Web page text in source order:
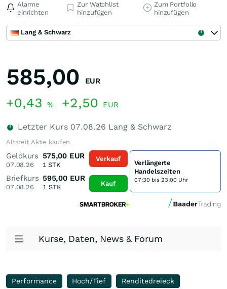
Alarme
einrichten
Zur Watchlist
hinzufügen
Zum Portfolio
hinzufügen
Lang & Schwarz
585,00 EUR
+0,43 % +2,50 EUR
Letzter Kurs 07.08.26 Lang & Schwarz
Altareit Aktie kaufen
Geldkurs
07.08.26
575,00 EUR
1 STK
Briefkurs
07.08.26
595,00 EUR
1 STK
Verkauf
Kauf
Verlängerte
Handelszeiten
07:30 bis 23:00 Uhr
Kurse, Daten, News & Forum
Performance Hoch/Tief
Renditedreieck